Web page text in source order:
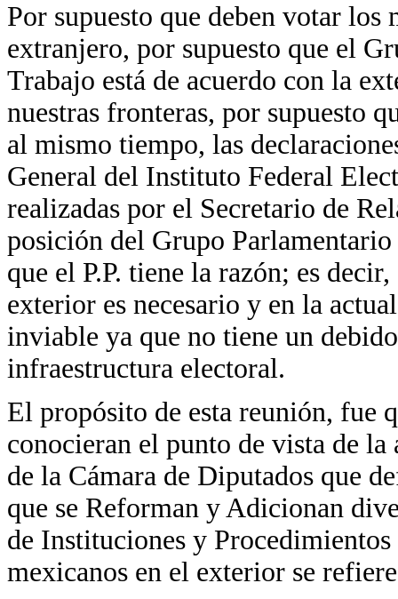
Por supuesto que deben votar los
extranjero, por supuesto que el
Trabajo está de acuerdo con la
nuestras fronteras, por supuesto
al mismo tiempo, las
General del Instituto Federal
realizadas por el Secretario de
posición del Grupo
que el P.P. tiene la razón; es
exterior es necesario y en la
inviable ya que no tiene un
infraestructura electoral.
El propósito de esta reunión, fue
conocieran el punto de vista de
de la Cámara de Diputados que
que se Reforman y Adicionan
de Instituciones y
mexicanos en el exterior se